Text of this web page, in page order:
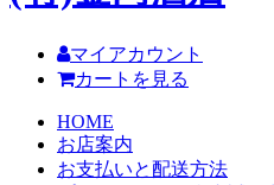
マイアカウント
カートを見る
HOME
お店案内
お支払いと配送方法